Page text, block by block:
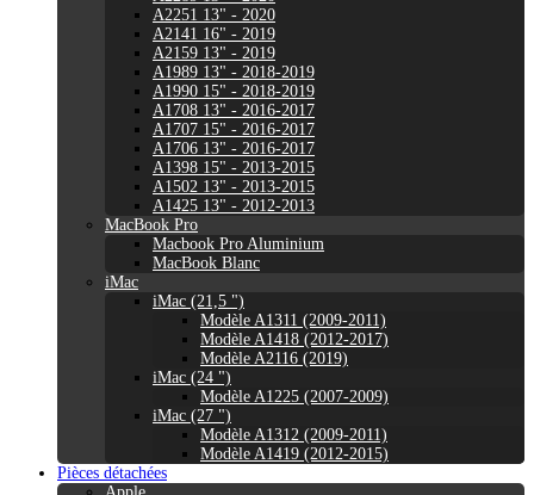
A2251 13" - 2020
A2141 16" - 2019
A2159 13" - 2019
A1989 13" - 2018-2019
A1990 15" - 2018-2019
A1708 13" - 2016-2017
A1707 15" - 2016-2017
A1706 13" - 2016-2017
A1398 15" - 2013-2015
A1502 13" - 2013-2015
A1425 13" - 2012-2013
MacBook Pro
Macbook Pro Aluminium
MacBook Blanc
iMac
iMac (21,5 ")
Modèle A1311 (2009-2011)
Modèle A1418 (2012-2017)
Modèle A2116 (2019)
iMac (24 ")
Modèle A1225 (2007-2009)
iMac (27 ")
Modèle A1312 (2009-2011)
Modèle A1419 (2012-2015)
Pièces détachées